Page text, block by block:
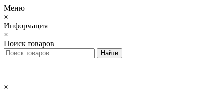
Меню
×
Информация
×
Поиск товаров
×